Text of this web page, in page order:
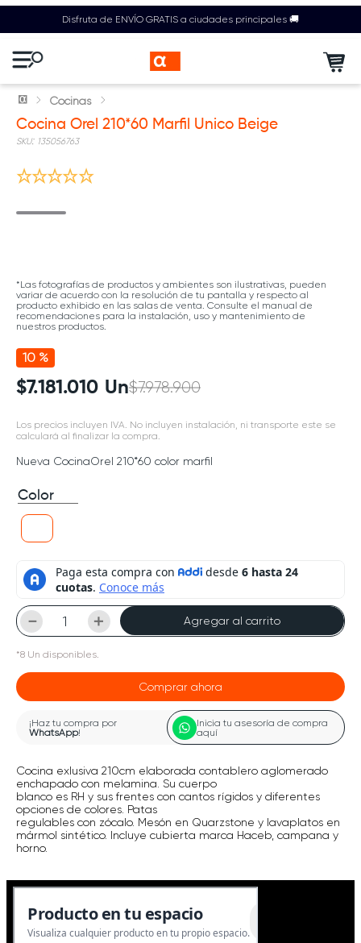
Disfruta de ENVÍO GRATIS a ciudades principales 🚚
Cocinas
Cocina Orel 210*60 Marfil Unico Beige
: 135056763
*Las fotografías de productos y ambientes son ilustrativas, pueden
variar de acuerdo con la resolución de tu pantalla y respecto al
producto exhibido en las salas de venta. Consulte el manual de
recomendaciones para la instalación, uso y mantenimiento de
nuestros productos.
10 %
$7.181 .010 Un$7.978.900
Los precios incluyen IVA. No incluyen instalación, ni transporte este se
calculará al finalizar la compra.
Nueva CocinaOrel 210*60 color marfil
Color
＋
－ Agregar al carrito
*8 Un disponibles.
Comprar ahora
¡Haz tu compra por
WhatsApp!
Inicia tu asesoría de compra
aquí
Cocina exlusiva 210cm elaborada contablero aglomerado
enchapado con melamina. Su cuerpo
blanco es RH y sus frentes con cantos rígidos y diferentes
opciones de colores. Patas
regulables con zócalo. Mesón en Quarzstone y lavaplatos en
mármol sintético. Incluye cubierta marca Haceb, campana y
horno.